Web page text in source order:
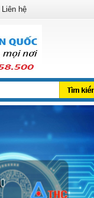
Liên hệ